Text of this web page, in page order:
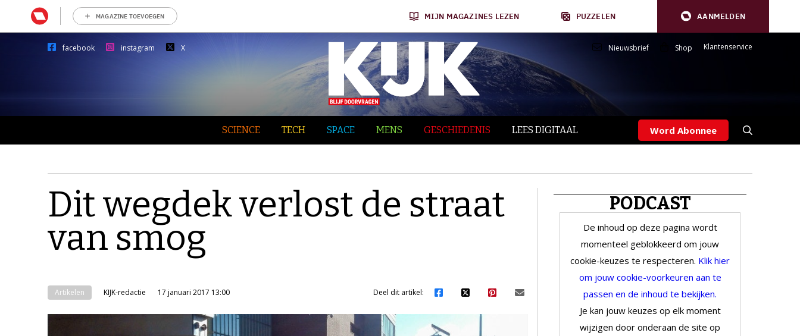
MAGAZINE TOEVOEGEN MIJN MAGAZINES LEZEN PUZZELEN AANMELDEN
facebook instagram X Nieuwsbrief Shop Klantenservice
SCIENCE TECH SPACE MENS GESCHIEDENIS LEES DIGITAAL Word Abonnee
Dit wegdek verlost de straat
van smog
Artikelen KIJK-redactie 17 januari 2017 13:00 Deel dit artikel:
PODCAST
De inhoud op deze pagina wordt
momenteel geblokkeerd om jouw
cookie-keuzes te respecteren. Klik hier
om jouw cookie-voorkeuren aan te
passen en de inhoud te bekijken.
Je kan jouw keuzes op elk moment
wijzigen door onderaan de site op